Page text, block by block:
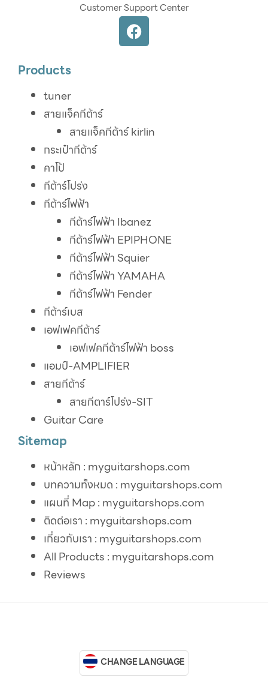
Products
tuner
สายแจ็คกีต้าร์
สายแจ็คกีต้าร์ kirlin
กระเป๋ากีต้าร์
คาโป้
กีต้าร์โปร่ง
กีต้าร์ไฟฟ้า
กีต้าร์ไฟฟ้า Ibanez
กีต้าร์ไฟฟ้า EPIPHONE
กีต้าร์ไฟฟ้า Squier
กีต้าร์ไฟฟ้า YAMAHA
กีต้าร์ไฟฟ้า Fender
กีต้าร์เบส
เอฟเฟคกีต้าร์
เอฟเฟคกีต้าร์ไฟฟ้า boss
แอมป์-AMPLIFIER
สายกีต้าร์
สายกีตาร์โปร่ง-SIT
Guitar Care
Sitemap
หน้าหลัก : myguitarshops.com
บทความทั้งหมด : myguitarshops.com
แผนที่ Map : myguitarshops.com
ติดต่อเรา : myguitarshops.com
เกี่ยวกับเรา : myguitarshops.com
All Products : myguitarshops.com
Reviews
Customer Support Center
CHANGE LANGUAGE